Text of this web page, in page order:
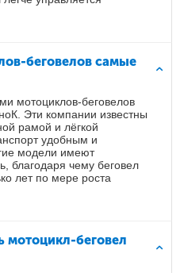
беговелов самые
мотоциклов-беговелов
Эти компании известны
рамой и лёгкой
удобным и
модели имеют
благодаря чему беговел
лет по мере роста
мотоцикл-беговел